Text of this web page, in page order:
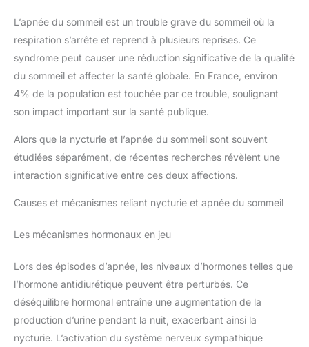
L’apnée du sommeil est un trouble grave du sommeil où la
respiration s’arrête et reprend à plusieurs reprises. Ce
syndrome peut causer une réduction significative de la qualité
du sommeil et affecter la santé globale. En France, environ
4% de la population est touchée par ce trouble, soulignant
son impact important sur la santé publique.
Alors que la nycturie et l’apnée du sommeil sont souvent
étudiées séparément, de récentes recherches révèlent une
interaction significative entre ces deux affections.
Causes et mécanismes reliant nycturie et apnée du sommeil
Les mécanismes hormonaux en jeu
Lors des épisodes d’apnée, les niveaux d’hormones telles que
l’hormone antidiurétique peuvent être perturbés. Ce
déséquilibre hormonal entraîne une augmentation de la
production d’urine pendant la nuit, exacerbant ainsi la
nycturie. L’activation du système nerveux sympathique